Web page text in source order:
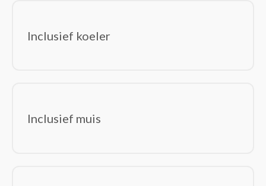
Inclusief koeler
Inclusief muis